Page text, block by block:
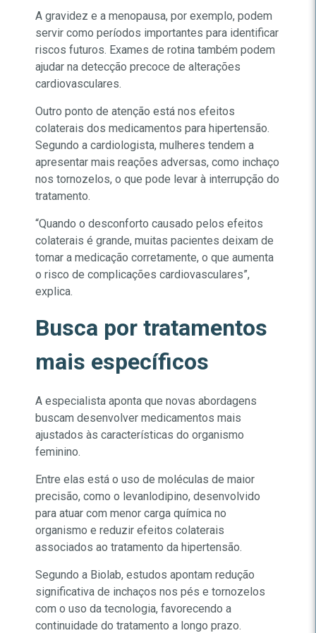
A gravidez e a menopausa, por exemplo, podem
servir como períodos importantes para identificar
riscos futuros. Exames de rotina também podem
ajudar na detecção precoce de alterações
cardiovasculares.
Outro ponto de atenção está nos efeitos
colaterais dos medicamentos para hipertensão.
Segundo a cardiologista, mulheres tendem a
apresentar mais reações adversas, como inchaço
nos tornozelos, o que pode levar à interrupção do
tratamento.
“Quando o desconforto causado pelos efeitos
colaterais é grande, muitas pacientes deixam de
tomar a medicação corretamente, o que aumenta
o risco de complicações cardiovasculares”,
explica.
Busca por tratamentos
mais específicos
A especialista aponta que novas abordagens
buscam desenvolver medicamentos mais
ajustados às características do organismo
feminino.
Entre elas está o uso de moléculas de maior
precisão, como o levanlodipino, desenvolvido
para atuar com menor carga química no
organismo e reduzir efeitos colaterais
associados ao tratamento da hipertensão.
Segundo a Biolab, estudos apontam redução
significativa de inchaços nos pés e tornozelos
com o uso da tecnologia, favorecendo a
continuidade do tratamento a longo prazo.